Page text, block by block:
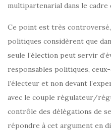
multipartenarial dans le cadre
Ce point est très
politiques considèrent que
seule l’élection peut servir
responsables politiques,
l’électeur et non devant
avec le couple régulateur/
contrôle des délégations de
répondre à cet argument en